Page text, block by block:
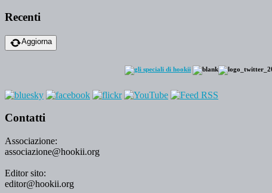
Recenti
Aggiorna
Contatti
Associazione:
associazione@hookii.org
Editor sito:
editor@hookii.org